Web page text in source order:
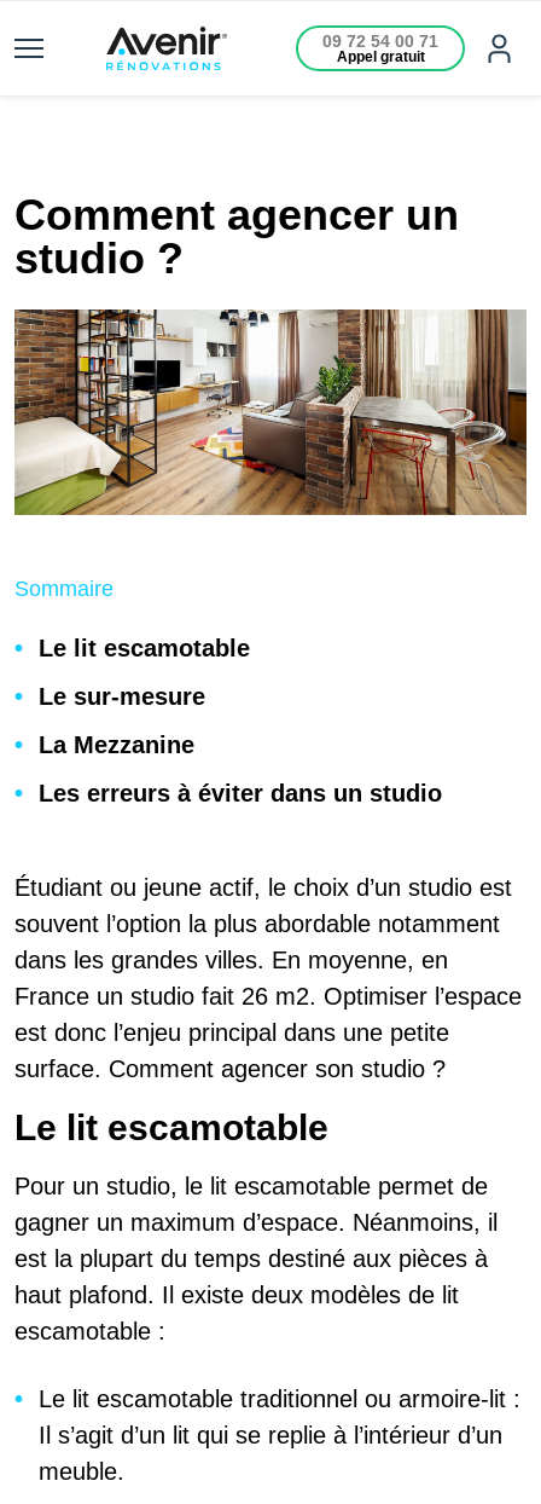
09 72 54 00 71
Appel gratuit
Comment agencer un
studio ?
Sommaire
Le lit escamotable
Le sur-mesure
La Mezzanine
Les erreurs à éviter dans un studio
Étudiant ou jeune actif, le choix d’un studio est
souvent l’option la plus abordable notamment
dans les grandes villes. En moyenne, en
France un studio fait 26 m2. Optimiser l’espace
est donc l’enjeu principal dans une petite
surface. Comment agencer son studio ?
Le lit escamotable
Pour un studio, le lit escamotable permet de
gagner un maximum d’espace. Néanmoins, il
est la plupart du temps destiné aux pièces à
haut plafond. Il existe deux modèles de lit
escamotable :
Le lit escamotable traditionnel ou armoire-lit :
Il s’agit d’un lit qui se replie à l’intérieur d’un
meuble.